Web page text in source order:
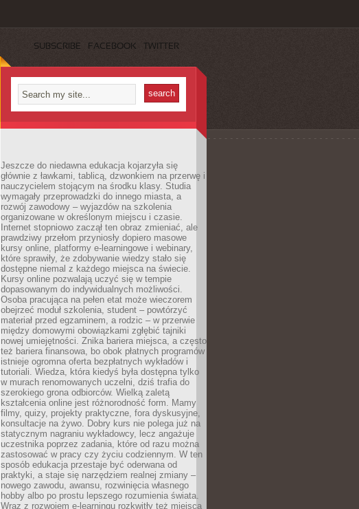
SUBSCRIBE FACEBOOK TWITTER
Jeszcze do niedawna edukacja kojarzyła się
głównie z ławkami, tablicą, dzwonkiem na przerwę i
nauczycielem stojącym na środku klasy. Studia
wymagały przeprowadzki do innego miasta, a
rozwój zawodowy – wyjazdów na szkolenia
organizowane w określonym miejscu i czasie.
Internet stopniowo zaczął ten obraz zmieniać, ale
prawdziwy przełom przyniosły dopiero masowe
kursy online, platformy e-learningowe i webinary,
które sprawiły, że zdobywanie wiedzy stało się
dostępne niemal z każdego miejsca na świecie.
Kursy online pozwalają uczyć się w tempie
dopasowanym do indywidualnych możliwości.
Osoba pracująca na pełen etat może wieczorem
obejrzeć moduł szkolenia, student – powtórzyć
materiał przed egzaminem, a rodzic – w przerwie
między domowymi obowiązkami zgłębić tajniki
nowej umiejętności. Znika bariera miejsca, a często
też bariera finansowa, bo obok płatnych programów
istnieje ogromna oferta bezpłatnych wykładów i
tutoriali. Wiedza, która kiedyś była dostępna tylko
w murach renomowanych uczelni, dziś trafia do
szerokiego grona odbiorców. Wielką zaletą
kształcenia online jest różnorodność form. Mamy
filmy, quizy, projekty praktyczne, fora dyskusyjne,
konsultacje na żywo. Dobry kurs nie polega już na
statycznym nagraniu wykładowcy, lecz angażuje
uczestnika poprzez zadania, które od razu można
zastosować w pracy czy życiu codziennym. W ten
sposób edukacja przestaje być oderwana od
praktyki, a staje się narzędziem realnej zmiany –
nowego zawodu, awansu, rozwinięcia własnego
hobby albo po prostu lepszego rozumienia świata.
Wraz z rozwojem e-learningu rozkwitły też miejsca